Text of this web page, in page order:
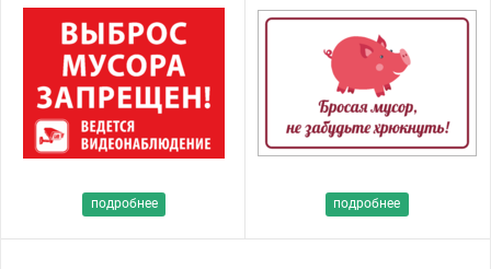
подробнее подробнее